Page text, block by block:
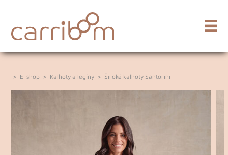
> E-shop > Kalhoty a legíny > Široké kalhoty Santorini